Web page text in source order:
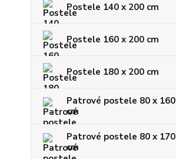
Postele 140 x 200 cm
Postele 160 x 200 cm
Postele 180 x 200 cm
Patrové postele 80 x 160
cm
Patrové postele 80 x 170
cm